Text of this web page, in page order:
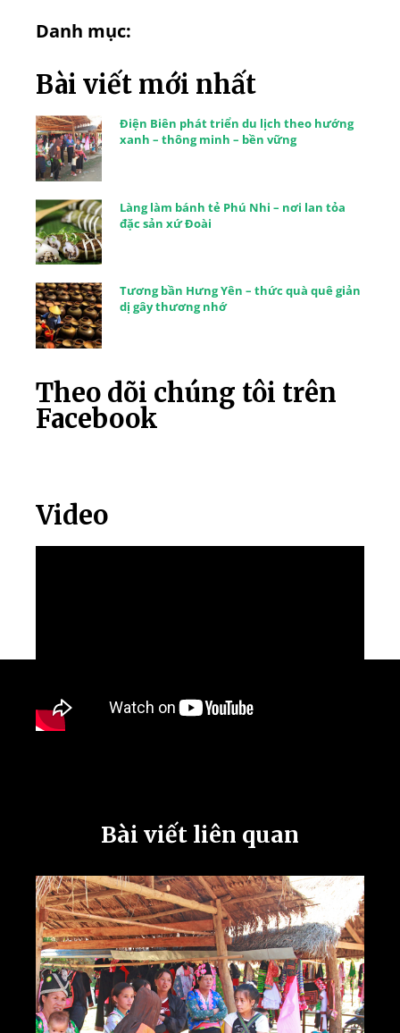
Danh mục:
Bài viết mới nhất
Điện Biên phát triển du lịch theo hướng
xanh – thông minh – bền vững
Làng làm bánh tẻ Phú Nhi – nơi lan tỏa
đặc sản xứ Đoài
Tương bần Hưng Yên – thức quà quê giản
dị gây thương nhớ
Theo dõi chúng tôi trên
Facebook
Video
Bài viết liên quan